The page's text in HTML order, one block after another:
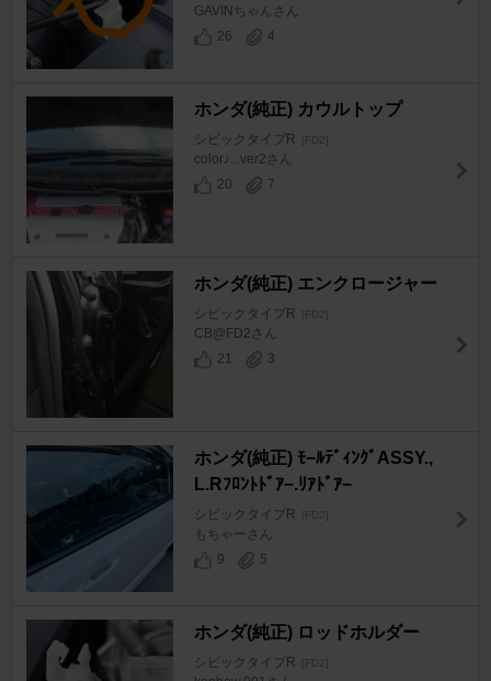
GAVINちゃんさん
26
4
ホンダ(純正) カウルトップ
シビックタイプR [FD2]
color♪...ver2さん
20
7
ホンダ(純正) エンクロージャー
シビックタイプR [FD2]
CB@FD2さん
21
3
ホンダ(純正) ﾓ−ﾙﾃﾞｨﾝｸﾞASSY.,
L.Rﾌﾛﾝﾄﾄﾞｱ−.ﾘｱﾄﾞｱ−
シビックタイプR [FD2]
もちゃーさん
9
5
ホンダ(純正) ロッドホルダー
シビックタイプR [FD2]